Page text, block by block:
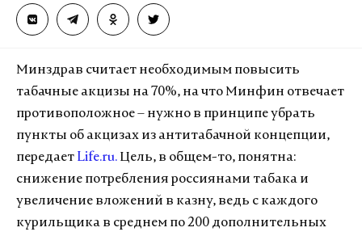
Минздрав считает необходимым повысить
табачные акцизы на 70%, на что Минфин отвечает
противоположное – нужно в принципе убрать
пункты об акцизах из антитабачной концепции,
передает Life.ru. Цель, в общем-то, понятна:
снижение потребления россиянами табака и
увеличение вложений в казну, ведь с каждого
курильщика в среднем по 200 дополнительных